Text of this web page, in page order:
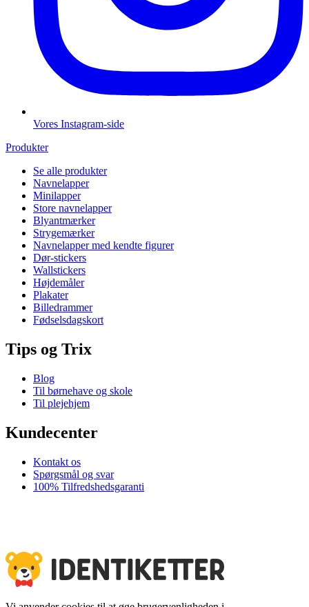
Vores Instagram-side
Produkter
Se alle produkter
Navnelapper
Minilapper
Store navnelapper
Blyantmærker
Strygemærker
Navnelapper med kendte figurer
Dør-stickers
Wallstickers
Højdemåler
Plakater
Billedrammer
Fødselsdagskort
Tips og Trix
Blog
Til børnehave og skole
Til plejehjem
Kundecenter
Kontakt os
Spørgsmål og svar
100% Tilfredshedsgaranti